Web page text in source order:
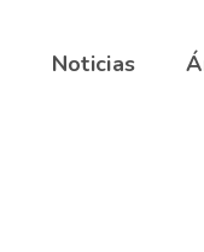
Noticias